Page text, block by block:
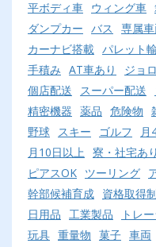
平ボディ車 ウィング車
ダンプカー バス 専属
カーナビ搭載 パレット
手積み AT車あり ジョ
個店配送
スーパー配送
精密機器 薬品 危険物
野球 スキー ゴルフ 月
月10日以上 寮・社宅あり
ピアスOK ツーリング
幹部候補育成 資格取得
日用品 工業製品 トレ
玩具 重量物 菓子 車両